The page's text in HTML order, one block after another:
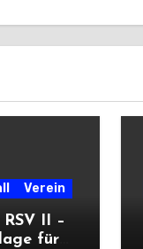
Verein
II –
für